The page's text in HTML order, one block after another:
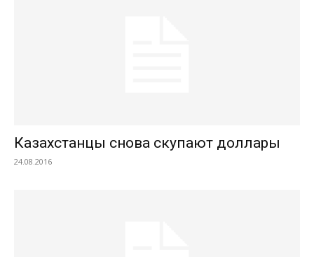
Казахстанцы снова скупают доллары
24.08.2016